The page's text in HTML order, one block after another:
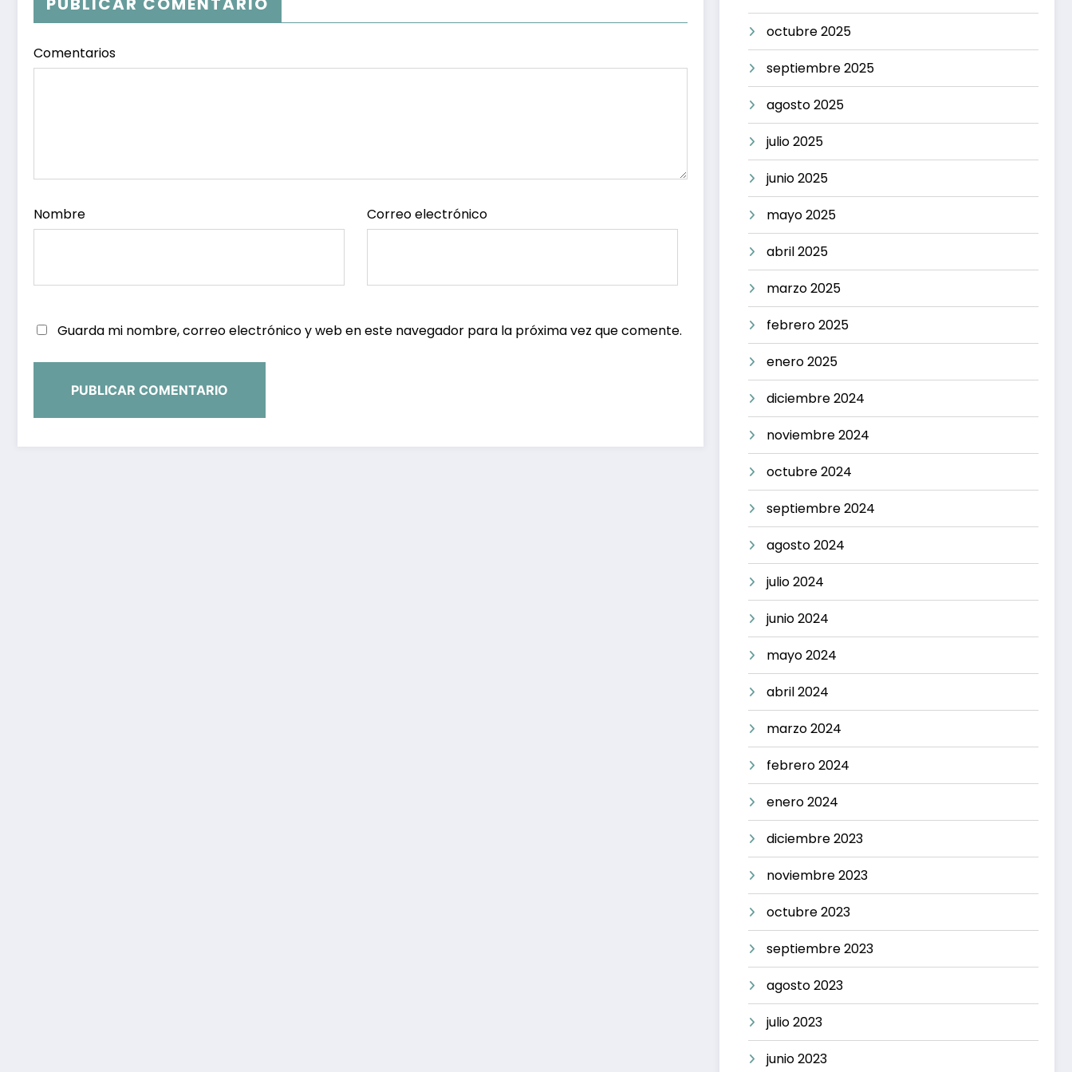
Comentarios
Nombre Correo electrónico
Guarda mi nombre, correo electrónico y web en este navegador para la próxima vez que comente.
octubre 2025
septiembre 2025
agosto 2025
julio 2025
junio 2025
mayo 2025
abril 2025
marzo 2025
febrero 2025
enero 2025
diciembre 2024
noviembre 2024
octubre 2024
septiembre 2024
agosto 2024
julio 2024
junio 2024
mayo 2024
abril 2024
marzo 2024
febrero 2024
enero 2024
diciembre 2023
noviembre 2023
octubre 2023
septiembre 2023
agosto 2023
julio 2023
junio 2023